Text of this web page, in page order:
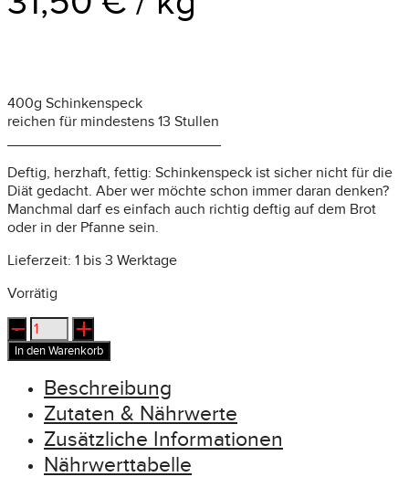
400g Schinkenspeck
reichen für mindestens 13 Stullen
Deftig, herzhaft, fettig: Schinkenspeck ist sicher nicht für die
Diät gedacht. Aber wer möchte schon immer daran denken?
Manchmal darf es einfach auch richtig deftig auf dem Brot
oder in der Pfanne sein.
Lieferzeit: 1 bis 3 Werktage
Vorrätig
Schinkenspeck
am
Stück
Menge
In den Warenkorb
Beschreibung
Zutaten & Nährwerte
Zusätzliche Informationen
Nährwerttabelle